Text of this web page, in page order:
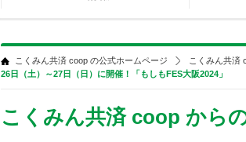
こくみん共済 coop の公式ホームページ こくみん共済
26日（土）～27日（日）に開催！「もしもFES大阪2024」
こくみん共済 coop から